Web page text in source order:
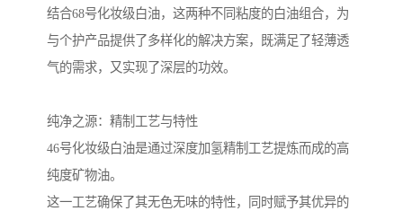
结合68号化妆级白油，这两种不同粘度的白油组合，为
与个护产品提供了多样化的解决方案，既满足了轻薄透
气的需求，又实现了深层的功效。
纯净之源：精制工艺与特性
46号化妆级白油是通过深度加氢精制工艺提炼而成的高
纯度矿物油。
这一工艺确保了其无色无味的特性，同时赋予其优异的